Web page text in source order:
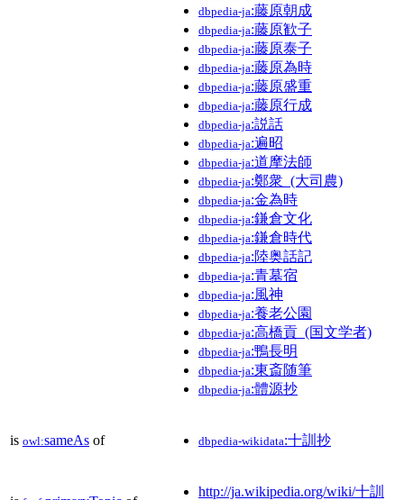
dbpedia-ja:藤原朝成
dbpedia-ja:藤原歓子
dbpedia-ja:藤原泰子
dbpedia-ja:藤原為時
dbpedia-ja:藤原盛重
dbpedia-ja:藤原行成
dbpedia-ja:説話
dbpedia-ja:遍昭
dbpedia-ja:道摩法師
dbpedia-ja:鄭衆_(大司農)
dbpedia-ja:金為時
dbpedia-ja:鎌倉文化
dbpedia-ja:鎌倉時代
dbpedia-ja:陸奥話記
dbpedia-ja:青墓宿
dbpedia-ja:風神
dbpedia-ja:養老公園
dbpedia-ja:高橋貢_(国文学者)
dbpedia-ja:鴨長明
dbpedia-ja:東斎随筆
dbpedia-ja:體源抄
is owl:sameAs of dbpedia-wikidata:十訓抄
http://ja.wikipedia.org/wiki/十訓